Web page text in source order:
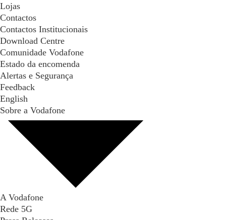
Lojas
Contactos
Contactos Institucionais
Download Centre
Comunidade Vodafone
Estado da encomenda
Alertas e Segurança
Feedback
English
Sobre a Vodafone
A Vodafone
Rede 5G